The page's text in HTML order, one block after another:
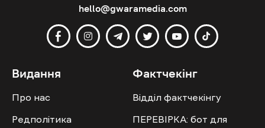
hello@gwaramedia.com
Видання
Про нас
Редполітика
Фактчекінг
Відділ фактчекінгу
ПЕРЕВІРКА: бот для